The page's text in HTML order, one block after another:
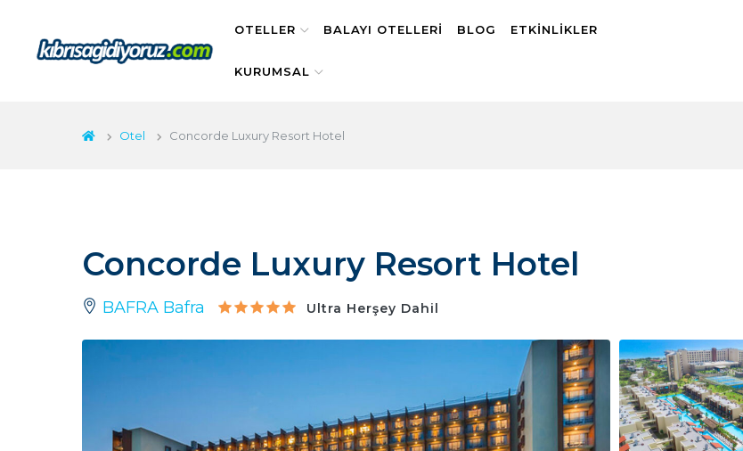
OTELLER BALAYI OTELLERI BLOG ETKINLIKLER
KURUMSAL
Otel Concorde Luxury Resort Hotel
Concorde Luxury Resort Hotel
BAFRA Bafra Ultra Herşey Dahil